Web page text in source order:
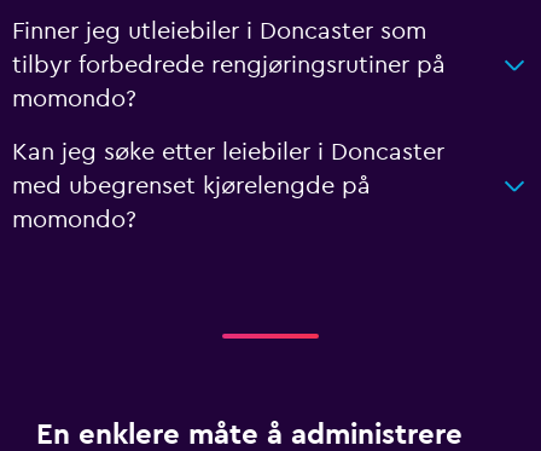
Finner jeg utleiebiler i Doncaster som
tilbyr forbedrede rengjøringsrutiner på
momondo?
Kan jeg søke etter leiebiler i Doncaster
med ubegrenset kjørelengde på
momondo?
En enklere måte å administrere